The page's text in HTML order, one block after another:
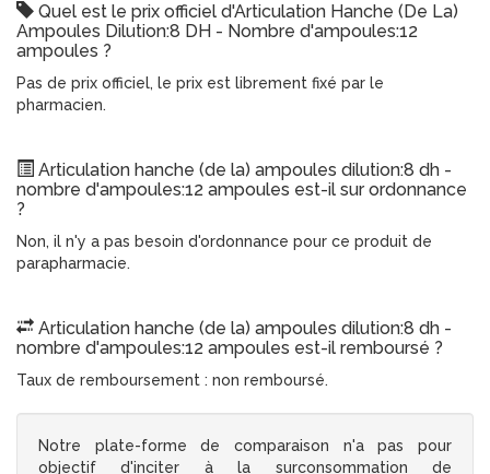
Quel est le prix officiel d'Articulation Hanche (De La)
Ampoules Dilution:8 DH - Nombre d'ampoules:12
ampoules ?
Pas de prix officiel, le prix est librement fixé par le
pharmacien.
Articulation hanche (de la) ampoules dilution:8 dh -
nombre d'ampoules:12 ampoules est-il sur ordonnance
?
Non, il n'y a pas besoin d'ordonnance pour ce produit de
parapharmacie.
Articulation hanche (de la) ampoules dilution:8 dh -
nombre d'ampoules:12 ampoules est-il remboursé ?
Taux de remboursement : non remboursé.
Notre plate-forme de comparaison n'a pas pour
objectif d'inciter à la surconsommation de